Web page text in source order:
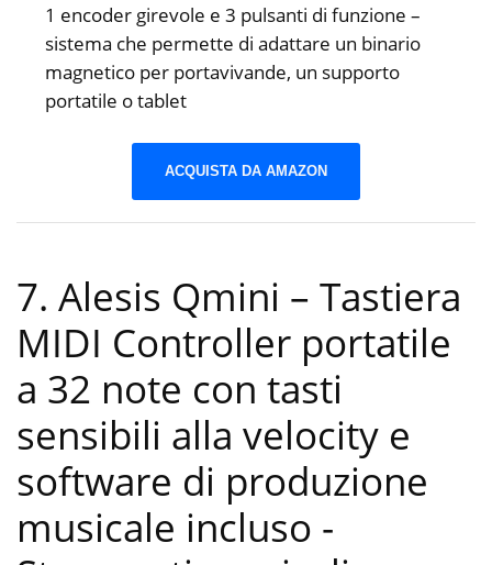
1 encoder girevole e 3 pulsanti di funzione –
sistema che permette di adattare un binario
magnetico per portavivande, un supporto
portatile o tablet
ACQUISTA DA AMAZON
7. Alesis Qmini – Tastiera
MIDI Controller portatile
a 32 note con tasti
sensibili alla velocity e
software di produzione
musicale incluso -